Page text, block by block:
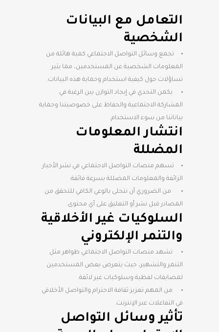
التعامل مع البيانات
الشخصية
تجمع وسائل التواصل الاجتماعي كمية هائلة من
المعلومات الشخصية عن المستخدمين، مما يثير
تساؤلات حول كيفية استخدام وحماية هذه البيانات.
يكمن التحدي في إيجاد التوازن بين الرغبة في
المشاركة الاجتماعية والحفاظ على خصوصيتنا وحماية
بياناتنا من سوء الاستخدام.
انتشار المعلومات
المضللة
تسهم منصات التواصل الاجتماعي في نشر الأخبار
الزائفة والمعلومات المضللة بسرعة فائقة.
من الضروري أن نتحلى بالوعي الكافي للتحقق من
المصادر قبل نشر أو التعليق على أي محتوى.
السلوكيات غير الأخلاقية
والتنمر الإلكتروني
تشهد منصات التواصل الاجتماعي ظواهر مثل
التنمر والتشهير، حيث يتعرض بعض المستخدمين
لمضايقات لفظية وسلوكيات غير لائقة.
من المهم تعزيز ثقافة الاحترام والتواصل الأخلاقي
في التفاعلات عبر الإنترنت.
تأثير وسائل التواصل